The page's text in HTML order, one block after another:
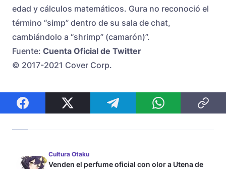
edad y cálculos matemáticos. Gura no reconoció el
término “simp” dentro de su sala de chat,
cambiándolo a “shrimp” (camarón)”.
Fuente: Cuenta Oficial de Twitter
© 2017-2021 Cover Corp.
Cultura Otaku
Venden el perfume oficial con olor a Utena de